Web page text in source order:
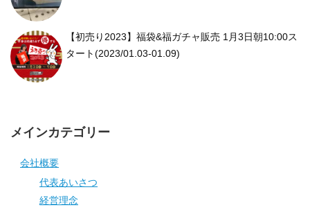
【初売り2023】福袋&福ガチャ販売 1月3日朝10:00ス
タート(2023/01.03-01.09)
メインカテゴリー
会社概要
代表あいさつ
経営理念